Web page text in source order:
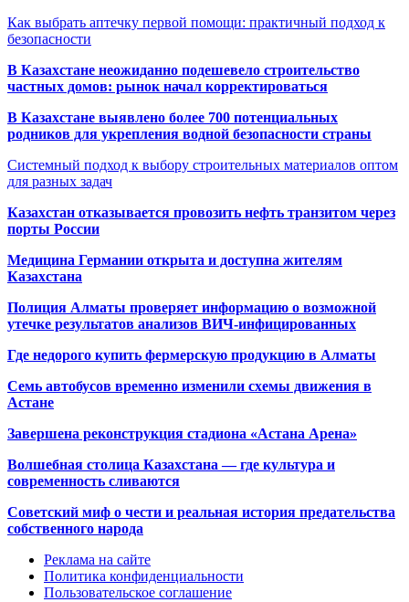
Как выбрать аптечку первой помощи: практичный подход к
безопасности
В Казахстане неожиданно подешевело строительство
частных домов: рынок начал корректироваться
В Казахстане выявлено более 700 потенциальных
родников для укрепления водной безопасности страны
Системный подход к выбору строительных материалов оптом
для разных задач
Казахстан отказывается провозить нефть транзитом через
порты России
Медицина Германии открыта и доступна жителям
Казахстана
Полиция Алматы проверяет информацию о возможной
утечке результатов анализов ВИЧ-инфицированных
Где недорого купить фермерскую продукцию в Алматы
Семь автобусов временно изменили схемы движения в
Астане
Завершена реконструкция стадиона «Астана Арена»
Волшебная столица Казахстана — где культура и
современность сливаются
Советский миф о чести и реальная история предательства
собственного народа
Реклама на сайте
Политика конфиденциальности
Пользовательское соглашение